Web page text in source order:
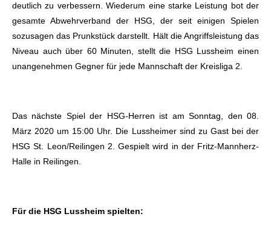
deutlich zu verbessern. Wiederum eine starke Leistung bot der
gesamte Abwehrverband der HSG, der seit einigen Spielen
sozusagen das Prunkstück darstellt. Hält die Angriffsleistung das
Niveau auch über 60 Minuten, stellt die HSG Lussheim einen
unangenehmen Gegner für jede Mannschaft der Kreisliga 2.
Das nächste Spiel der HSG-Herren ist am Sonntag, den 08.
März 2020 um 15:00 Uhr. Die Lussheimer sind zu Gast bei der
HSG St. Leon/Reilingen 2. Gespielt wird in der Fritz-Mannherz-
Halle in Reilingen.
Für die HSG Lussheim spielten: